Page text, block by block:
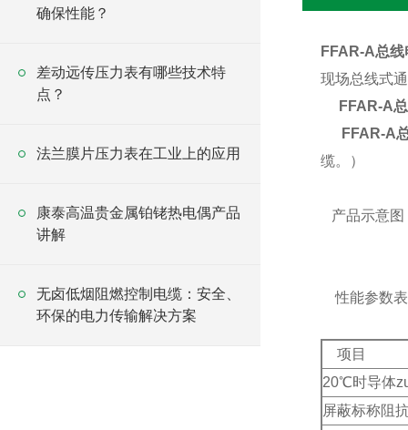
确保性能？
差动远传压力表有哪些技术特
点？
法兰膜片压力表在工业上的应用
康泰高温贵金属铂铑热电偶产品
讲解
无卤低烟阻燃控制电缆：安全、
环保的电力传输解决方案
FFAR-A总线
现场总线式
FFAR-A
FFAR-A
缆。）
产品示意图
性能参数表
项目
20℃时导体
屏蔽标称阻